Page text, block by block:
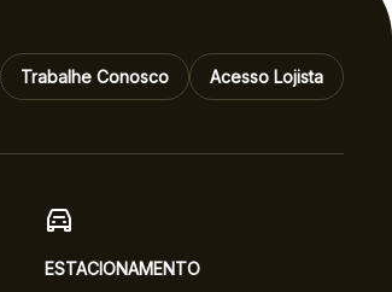
Trabalhe Conosco Acesso Lojista
ESTACIONAMENTO